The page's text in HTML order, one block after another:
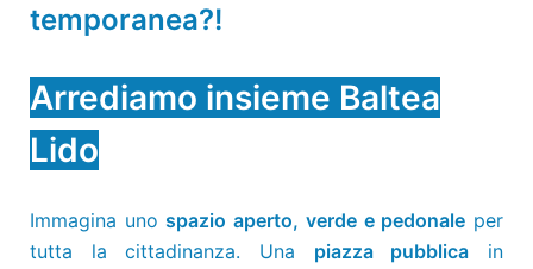
temporanea?!
Arrediamo insieme Baltea
Lido
Immagina unospazio aperto, verde e pedonale per
tutta la cittadinanza. Una piazza pubblica in